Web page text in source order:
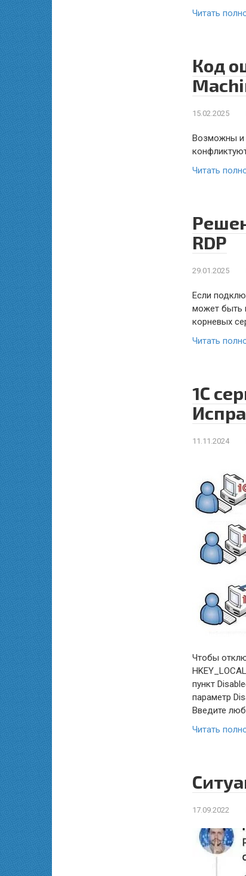
Читать
Код
15.02.2025
Возможны и
Читать
RDP
29.01.2025
Если
может быть
корневых
Читать
1С
11.11.2024
Чтобы
пункт
параметр
Введите
Читать
17.09.2022